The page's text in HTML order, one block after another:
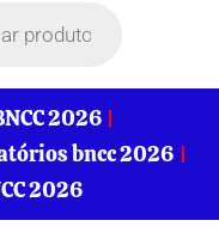
2026
bncc 2026
2026